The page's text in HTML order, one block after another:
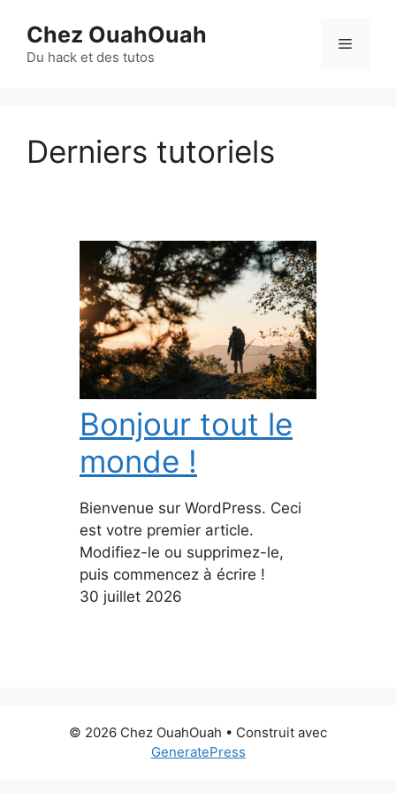
contenu
Chez OuahOuah
Du hack et des tutos
Menu
Derniers tutoriels
Bonjour tout le
monde !
Bienvenue sur WordPress. Ceci
est votre premier article.
Modifiez-le ou supprimez-le,
puis commencez à écrire !
30 juillet 2026
© 2026 Chez OuahOuah • Construit avec
GeneratePress